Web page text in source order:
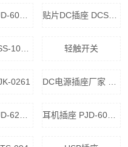
贴片DC插座 DCS00850
轻触开关
0261
耳机插座 PJD-60400